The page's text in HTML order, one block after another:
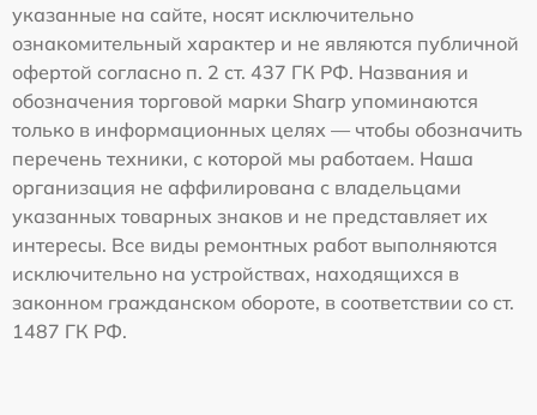
указанные на сайте, носят исключительно
ознакомительный характер и не являются публичной
офертой согласно п. 2 ст. 437 ГК РФ. Названия и
обозначения торговой марки Sharp упоминаются
только в информационных целях — чтобы обозначить
перечень техники, с которой мы работаем. Наша
организация не аффилирована с владельцами
указанных товарных знаков и не представляет их
интересы. Все виды ремонтных работ выполняются
исключительно на устройствах, находящихся в
законном гражданском обороте, в соответствии со ст.
1487 ГК РФ.